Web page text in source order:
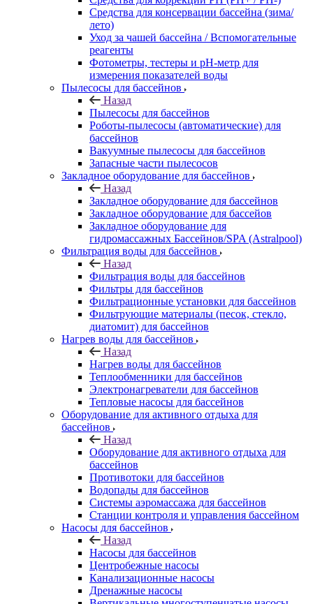
Средства для консервации бассейна (зима/
лето)
Уход за чашей бассейна / Вспомогательные
реагенты
Фотометры, тестеры и рН-метр для
измерения показателей воды
Пылесосы для бассейнов
Назад
Пылесосы для бассейнов
Роботы-пылесосы (автоматические) для
бассейнов
Вакуумные пылесосы для бассейнов
Запасные части пылесосов
Закладное оборудование для бассейнов
Назад
Закладное оборудование для бассейнов
Закладное оборудование для бассейов
Закладное оборудование для
гидромассажных Бассейнов/SPA (Astralpool)
Фильтрация воды для бассейнов
Назад
Фильтрация воды для бассейнов
Фильтры для бассейнов
Фильтрационные установки для бассейнов
Фильтрующие материалы (песок, стекло,
диатомит) для бассейнов
Нагрев воды для бассейнов
Назад
Нагрев воды для бассейнов
Теплообменники для бассейнов
Электронагреватели для бассейнов
Тепловые насосы для бассейнов
Оборудование для активного отдыха для
бассейнов
Назад
Оборудование для активного отдыха для
бассейнов
Противотоки для бассейнов
Водопады для бассейнов
Системы аэромассажа для бассейнов
Станции контроля и управления бассейном
Насосы для бассейнов
Назад
Насосы для бассейнов
Центробежные насосы
Канализационные насосы
Дренажные насосы